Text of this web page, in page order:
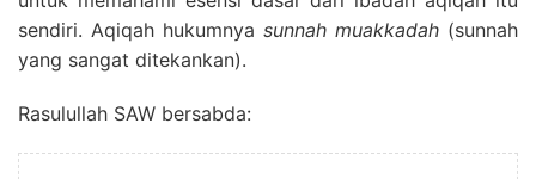
sendiri. Aqiqah hukumnya sunnah muakkadah (sunnah
yang sangat ditekankan).
Rasulullah SAW bersabda: